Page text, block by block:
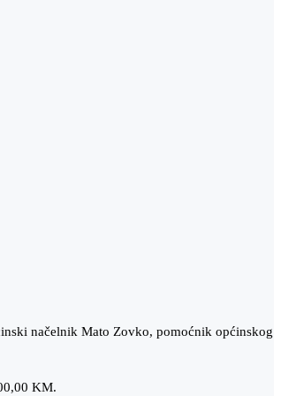
načelnik Mato Zovko, pomoćnik općinskog
KM.